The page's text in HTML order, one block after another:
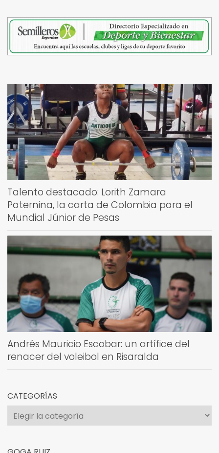
Talento destacado: Lorith Zamara
Paternina, la carta de Colombia para el
Mundial Júnior de Pesas
Andrés Mauricio Escobar: un artífice del
renacer del voleibol en Risaralda
CATEGORÍAS
Categorías